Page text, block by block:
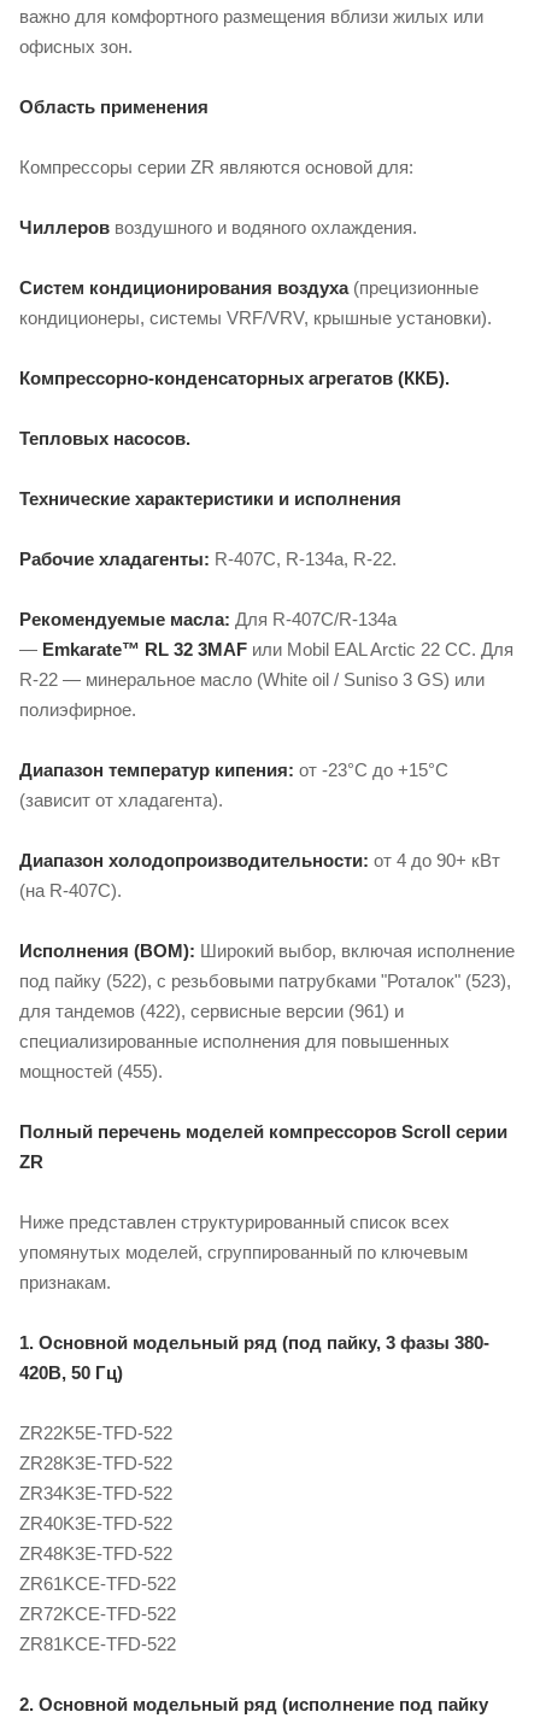
важно для комфортного размещения вблизи жилых или
офисных зон.
Область применения
Компрессоры серии ZR являются основой для:
Чиллеров воздушного и водяного охлаждения.
Систем кондиционирования воздуха(прецизионные
кондиционеры, системы VRF/VRV, крышные установки).
Компрессорно-конденсаторных агрегатов (ККБ).
Тепловых насосов.
Технические характеристики и исполнения
Рабочие хладагенты: R-407C, R-134a, R-22.
Рекомендуемые масла: Для R-407C/R-134a
— Emkarate™ RL 32 3MAF или Mobil EAL Arctic 22 CC. Для
R-22 — минеральное масло (White oil / Suniso 3 GS) или
полиэфирное.
Диапазон температур кипения: от -23°C до +15°C
(зависит от хладагента).
Диапазон холодопроизводительности: от 4 до 90+ кВт
(на R-407C).
Исполнения (BOM): Широкий выбор, включая исполнение
под пайку (522), с резьбовыми патрубками "Роталок" (523),
для тандемов (422), сервисные версии (961) и
специализированные исполнения для повышенных
мощностей (455).
Полный перечень моделей компрессоров Scroll серии
ZR
Ниже представлен структурированный список всех
упомянутых моделей, сгруппированный по ключевым
признакам.
1. Основной модельный ряд (под пайку, 3 фазы 380-
420В, 50 Гц)
ZR22K5E-TFD-522
ZR28K3E-TFD-522
ZR34K3E-TFD-522
ZR40K3E-TFD-522
ZR48K3E-TFD-522
ZR61KCE-TFD-522
ZR72KCE-TFD-522
ZR81KCE-TFD-522
2. Основной модельный ряд (исполнение под пайку